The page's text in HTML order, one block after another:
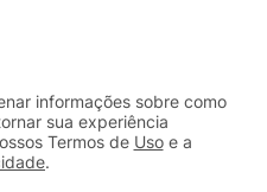
informações sobre como
sua experiência
Termos de Usoe a
.